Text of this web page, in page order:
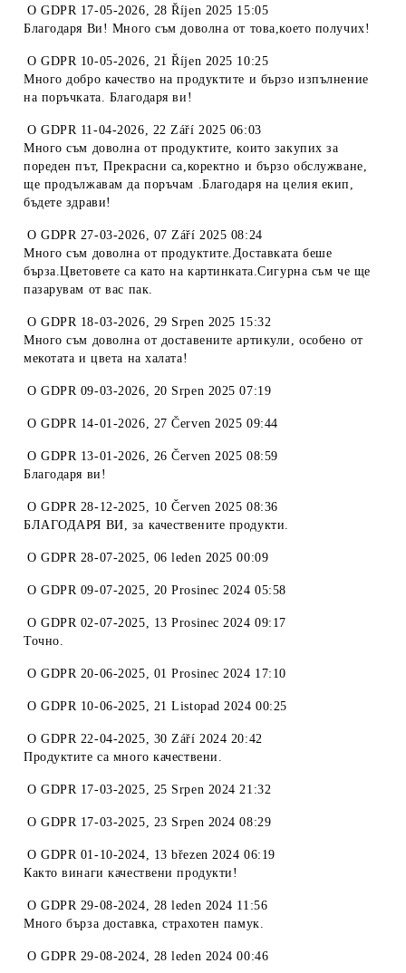
OGDPR 17-05-2026, 28 Říjen 2025 15:05
Благодаря Ви! Много съм доволна от това,което получих!
OGDPR 10-05-2026, 21 Říjen 2025 10:25
Много добро качество на продуктите и бързо изпълнение
на поръчката. Благодаря ви!
OGDPR 11-04-2026, 22 Září 2025 06:03
Много съм доволна от продуктите, които закупих за
пореден път, Прекрасни са,коректно и бързо обслужване,
ще продължавам да поръчам .Благодаря на целия екип,
бъдете здрави!
OGDPR 27-03-2026, 07 Září 2025 08:24
Много съм доволна от продуктите.Доставката беше
бърза.Цветовете са като на картинката.Сигурна съм че ще
пазарувам от вас пак.
OGDPR 18-03-2026, 29 Srpen 2025 15:32
Много съм доволна от доставените артикули, особено от
мекотата и цвета на халата!
OGDPR 09-03-2026, 20 Srpen 2025 07:19
OGDPR 14-01-2026, 27 Červen 2025 09:44
OGDPR 13-01-2026, 26 Červen 2025 08:59
Благодаря ви!
OGDPR 28-12-2025, 10 Červen 2025 08:36
БЛАГОДАРЯ ВИ, за качествените продукти.
OGDPR 28-07-2025, 06 leden 2025 00:09
OGDPR 09-07-2025, 20 Prosinec 2024 05:58
OGDPR 02-07-2025, 13 Prosinec 2024 09:17
Точно.
OGDPR 20-06-2025, 01 Prosinec 2024 17:10
OGDPR 10-06-2025, 21 Listopad 2024 00:25
OGDPR 22-04-2025, 30 Září 2024 20:42
Продуктите са много качествени.
OGDPR 17-03-2025, 25 Srpen 2024 21:32
OGDPR 17-03-2025, 23 Srpen 2024 08:29
OGDPR 01-10-2024, 13 březen 2024 06:19
Както винаги качествени продукти!
OGDPR 29-08-2024, 28 leden 2024 11:56
Много бърза доставка, страхотен памук.
OGDPR 29-08-2024, 28 leden 2024 00:46